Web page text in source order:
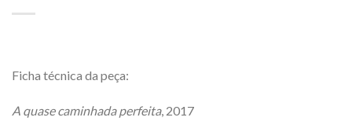
Ficha técnica da peça:
A quase caminhada perfeita, 2017